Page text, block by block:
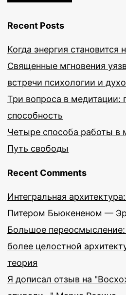
Recent Posts
Когда энергия становится
Священные мгновения
встречи психологии и
Три вопроса в медитации:
способность
Четыре способа работы в
Путь свободы
Recent Comments
Интегральная
Питером Бьюкененом —
Большое переосмысление:
более целостной
теория
Я дописал отзыв на